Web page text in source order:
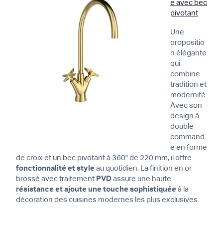
e avec bec
pivotant
Une
propositio
n élégante
qui
combine
tradition et
modernité.
Avec son
design à
double
command
e en forme
de croix et un bec pivotant à 360° de 220 mm, il offre
fonctionnalité et style au quotidien. La finition en or
brossé avec traitement PVD assure une haute
résistance et ajoute une touche sophistiquée à la
décoration des cuisines modernes les plus exclusives.